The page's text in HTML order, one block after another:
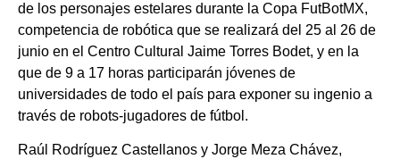
de los personajes estelares durante la Copa FutBotMX,
competencia de robótica que se realizará del 25 al 26 de
junio en el Centro Cultural Jaime Torres Bodet, y en la
que de 9 a 17 horas participarán jóvenes de
universidades de todo el país para exponer su ingenio a
través de robots-jugadores de fútbol.
Raúl Rodríguez Castellanos y Jorge Meza Chávez,